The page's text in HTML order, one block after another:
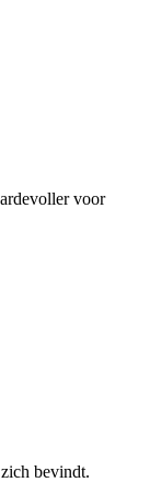
voor
bevindt.